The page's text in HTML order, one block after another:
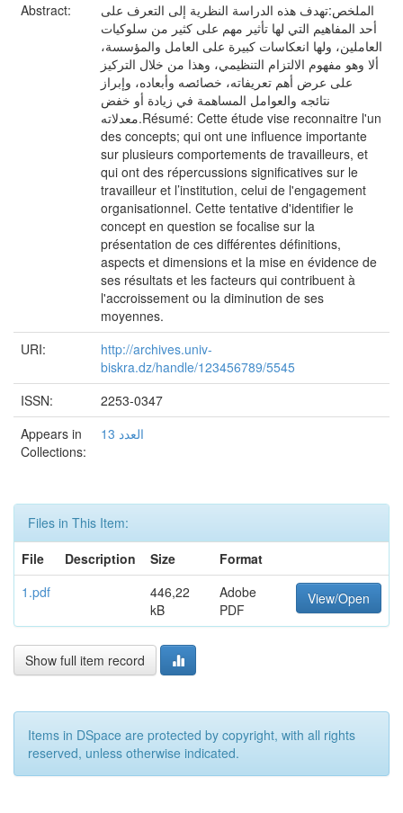
Abstract:
الملخص:تهدف هذه الدراسة النظرية إلى التعرف على
أحد المفاهيم التي لها تأثير مهم على كثير من سلوكيات
العاملين، ولها انعكاسات كبيرة على العامل والمؤسسة،
ألا وهو مفهوم الالتزام التنظيمي، وهذا من خلال التركيز
على عرض أهم تعريفاته، خصائصه وأبعاده، وإبراز
نتائجه والعوامل المساهمة في زيادة أو خفض
معدلاته.Résumé: Cette étude vise reconnaitre l'un
des concepts; qui ont une influence importante
sur plusieurs comportements de travailleurs, et
qui ont des répercussions significatives sur le
travailleur et l’institution, celui de l'engagement
organisationnel. Cette tentative d'identifier le
concept en question se focalise sur la
présentation de ces différentes définitions,
aspects et dimensions et la mise en évidence de
ses résultats et les facteurs qui contribuent à
l'accroissement ou la diminution de ses
moyennes.
URI:
http://archives.univ-
biskra.dz/handle/123456789/5545
ISSN:
2253-0347
Appears in
Collections:
1العدد 3
Files in This Item:
File
Description Size
Format
1.pdf
446,22
kB
Adobe
PDF
View/Open
Show full item record
Items in DSpace are protected by copyright, with all rights
reserved, unless otherwise indicated.